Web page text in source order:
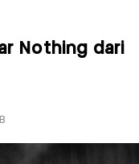
Nothing dari